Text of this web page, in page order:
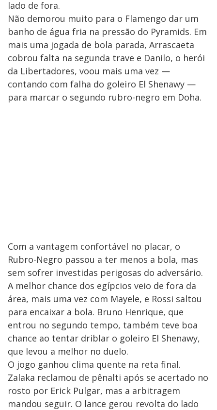
lado de fora.
Não demorou muito para o Flamengo dar um
banho de água fria na pressão do Pyramids. Em
mais uma jogada de bola parada, Arrascaeta
cobrou falta na segunda trave e Danilo, o herói
da Libertadores, voou mais uma vez —
contando com falha do goleiro El Shenawy —
para marcar o segundo rubro-negro em Doha.
Com a vantagem confortável no placar, o
Rubro-Negro passou a ter menos a bola, mas
sem sofrer investidas perigosas do adversário.
A melhor chance dos egípcios veio de fora da
área, mais uma vez com Mayele, e Rossi saltou
para encaixar a bola. Bruno Henrique, que
entrou no segundo tempo, também teve boa
chance ao tentar driblar o goleiro El Shenawy,
que levou a melhor no duelo.
O jogo ganhou clima quente na reta final.
Zalaka reclamou de pênalti após se acertado no
rosto por Erick Pulgar, mas a arbitragem
mandou seguir. O lance gerou revolta do lado